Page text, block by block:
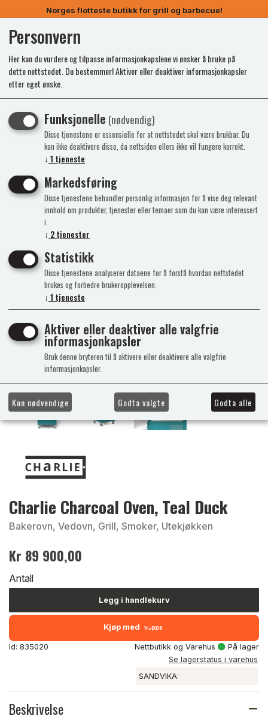
Norges flotteste butikk for grill og barbecue!
Charlie Charcoal Oven, Teal Duck
Bakerovn, Vedovn, Grill, Smoker, Utekjøkken
Kr 89 900,00
Antall
Legg i handlekurv
Kjøp med
Id: 835020 Nettbutikk og Varehus
På lager
Se lagerstatus i varehus
SANDVIKA:
Beskrivelse
Personvern
Her kan du vurdere og tilpasse informasjonkapslene vi ønsker å bruke på
dette nettstedet. Du bestemmer! Aktiver eller deaktiver informasjonkapsler
etter eget ønske.
Funksjonelle (nødvendig)
Disse tjenestene er essensielle for at nettstedet skal være brukbar. Du
kan ikke deaktivere disse, da nettsiden ellers ikke vil fungere korrekt.
↓ 1 tjeneste
Markedsføring
Disse tjenestene behandler personlig informasjon for å vise deg relevant
innhold om produkter, tjenester eller temaer som du kan være interessert
i.
↓ 2tjenester
Statistikk
Disse tjenestene analyserer dataene for å forstå hvordan nettstedet
brukes og forbedre brukeropplevelsen.
↓ 1 tjeneste
Aktiver eller deaktiver alle valgfrie
informasjonkapsler
Bruk denne bryteren til å aktivere eller deaktivere alle valgfrie
informasjonkapsler.
Kun nødvendige Godta valgte Godta alle